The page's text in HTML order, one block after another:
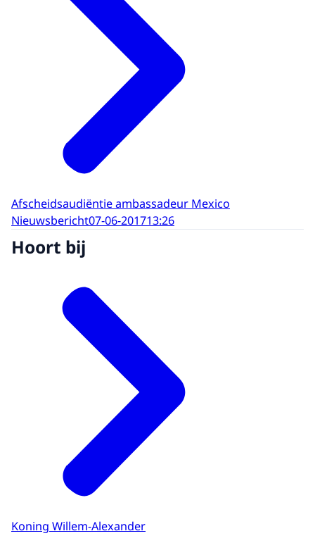
Afscheidsaudiëntie ambassadeur Mexico
Nieuwsbericht07-06-201713:26
Hoort bij
Koning Willem-Alexander